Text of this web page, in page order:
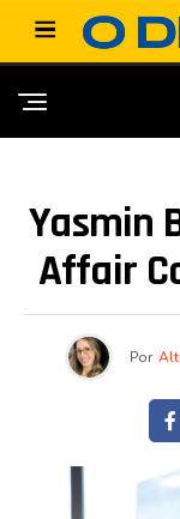
Yasmin
Affair
Por